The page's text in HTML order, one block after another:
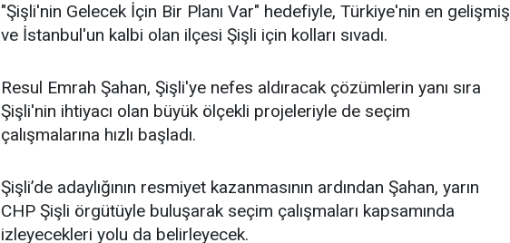
"Şişli'nin Gelecek İçin Bir Planı Var" hedefiyle, Türkiye'nin en gelişmiş
ve İstanbul'un kalbi olan ilçesi Şişli için kolları sıvadı.
Resul Emrah Şahan, Şişli'ye nefes aldıracak çözümlerin yanı sıra
Şişli'nin ihtiyacı olan büyük ölçekli projeleriyle de seçim
çalışmalarına hızlı başladı.
Şişli’de adaylığının resmiyet kazanmasının ardından Şahan, yarın
CHP Şişli örgütüyle buluşarak seçim çalışmaları kapsamında
izleyecekleri yolu da belirleyecek.